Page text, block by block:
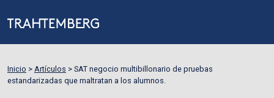
Inicio > Artículos > SAT negocio multibillonario de pruebas
estandarizadas que maltratan a los alumnos.